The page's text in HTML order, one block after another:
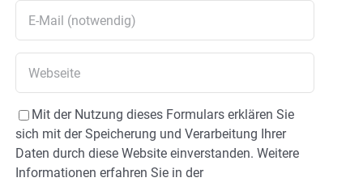
Mit der Nutzung dieses Formulars erklären Sie
sich mit der Speicherung und Verarbeitung Ihrer
Daten durch diese Website einverstanden. Weitere
Informationen erfahren Sie in der